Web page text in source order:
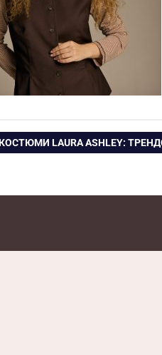
LAURA ASHLEY: